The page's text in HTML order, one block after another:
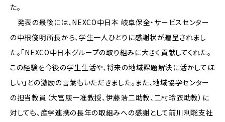
た。
発表の最後には、NEXCO中日本 岐阜保全・サービスセンター
の中根俊明所長から、学生一人ひとりに感謝状が贈呈されまし
た。「NEXCO中日本グループの取り組みに大きく貢献してくれた。
この経験を今後の学生生活や、将来の地域課題解決に活かしてほ
しい」との激励の言葉もいただきました。また、地域協学センター
の担当教員（大宮康一准教授、伊藤浩二助教、二村玲衣助教）に
対しても、産学連携の長年の取組みへの感謝として前川利聡支社